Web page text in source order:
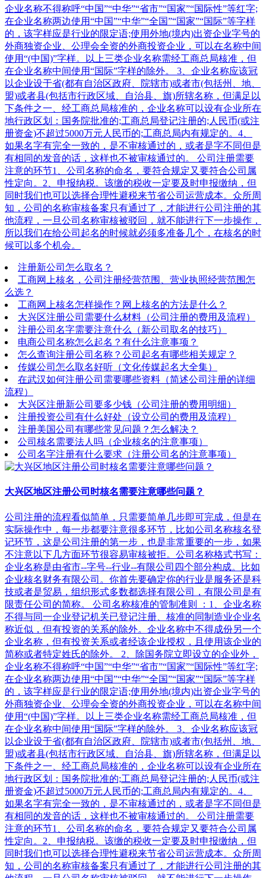
企业名称不得称呼“中国”“中华”“省市”“国家”“国际性”等红字;
在企业名称两边使用“中国”“中华”“全国”“国家”“国际”等字样
的，该字样应是行业的限定语;使用外地(境内)出资企业字号的
外商独资企业、公理会全资的外商投资企业，可以在名称中间
使用“(中国)”字样。以上三类企业名称需经工商总局核准，但
在企业名称中间使用“国际”字样的除外。 3、企业名称应该冠
以企业设于省(都有自治区政府、院辖市)或者市(包括州、地、
盟)或者县(包括市行政区域、自治县、旗)所辖名称，但满足以
下条件之一、经工商总局核准的，企业名称可以设有企业所在
地行政区划：国务院批准的;工商总局登记注册的;人民币(或注
册资金)不超过5000万元人民币的;工商总局内有规定的。4、
如果名字有完全一致的，是不审核通过的，或者是字不同但是
有相同的发音的话，这样也不被审核通过的。 公司注册需要
注意的环节1、公司名称的命名，要符合规定又要符合公司属
性定向。2、申报纳税。该缴的税收一定要及时申报缴纳，但
同时我们也可以选择合理性避税来节省公司运营成本。众所周
知，公司的名称审核备案只有通过了，才能进行公司注册的其
他流程，一旦公司名称审核被驳回，就不能进行下一步操作，
所以我们在给公司起名的时候就必须多准备几个，在核名的时
候可以多个机会。
注册新公司怎么取名？
工商网上核名，公司注册经营范围、营业执照经营范围怎
么选？
工商网上核名怎样操作？网上核名的方法是什么？
大兴区注册公司需要什么材料（公司注册的费用及流程）
注册公司名字需要注意什么（新公司取名的技巧）
电商公司名称怎么起名？有什么注意事项？
怎么查询注册公司名称？公司起名有哪些相关规定？
传媒公司怎么取名好听（文化传媒起名大全集）
在武汉如何注册公司需要哪些资料（简述公司注册的详细
流程）
大兴区注册新公司要多少钱（公司注册的费用明细）
注册投资公司有什么好处（设立公司的费用及流程）
注册美国公司有哪些常见问题？怎么解决？
公司核名需要法人吗（企业核名的注意事项）
公司名字注册有什么要求（注册公司名的注意事项）
大兴区地区注册公司时核名需要注意哪些问题？
公司注册的流程看似简单，只需要简单几步即可完成，但是在
实际操作中，每一步都要注意很多环节，比如公司名称核名登
记环节，这是公司注册的第一步，也是非常重要的一步，如果
不注意以下几方面环节很容易审核被拒。公司名称格式书写：
企业名称是由省市--字号--行业--有限公司四个部分构成。比如
企业核名财务有限公司。你首先要确定你的行业是服务还是科
技或者是贸易，组织形式多数都选择有限公司，有限公司是有
限责任公司的简称。 公司名称核准的管制准则 ：1、企业名称
不得与同一企业登记机关已登记注册、核准的同制造业企业名
称近似，但有投资的关系的除外。企业名称中不得成份另一个
企业名称，但有投资关系或者经该企业授权，且使用该企业的
简称或者特定姓氏的除外。 2、除国务院立即设立的企业外，
企业名称不得称呼“中国”“中华”“省市”“国家”“国际性”等红字;
在企业名称两边使用“中国”“中华”“全国”“国家”“国际”等字样
的，该字样应是行业的限定语;使用外地(境内)出资企业字号的
外商独资企业、公理会全资的外商投资企业，可以在名称中间
使用“(中国)”字样。以上三类企业名称需经工商总局核准，但
在企业名称中间使用“国际”字样的除外。 3、企业名称应该冠
以企业设于省(都有自治区政府、院辖市)或者市(包括州、地、
盟)或者县(包括市行政区域、自治县、旗)所辖名称，但满足以
下条件之一、经工商总局核准的，企业名称可以设有企业所在
地行政区划：国务院批准的;工商总局登记注册的;人民币(或注
册资金)不超过5000万元人民币的;工商总局内有规定的。4、
如果名字有完全一致的，是不审核通过的，或者是字不同但是
有相同的发音的话，这样也不被审核通过的。 公司注册需要
注意的环节1、公司名称的命名，要符合规定又要符合公司属
性定向。2、申报纳税。该缴的税收一定要及时申报缴纳，但
同时我们也可以选择合理性避税来节省公司运营成本。众所周
知，公司的名称审核备案只有通过了，才能进行公司注册的其